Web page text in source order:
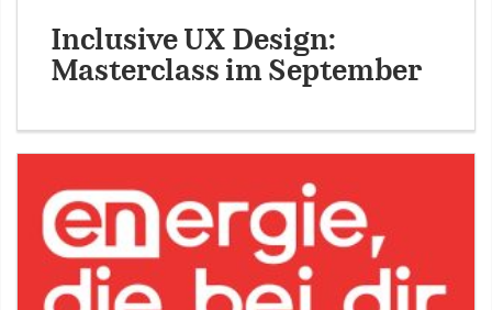
Inclusive UX Design:
Masterclass im September